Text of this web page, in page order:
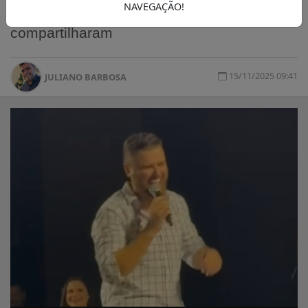
espalhou tanto que outros artistas também
compartilharam
JULIANO BARBOSA 15/11/2025 09:41
NAVEGAÇÃO!